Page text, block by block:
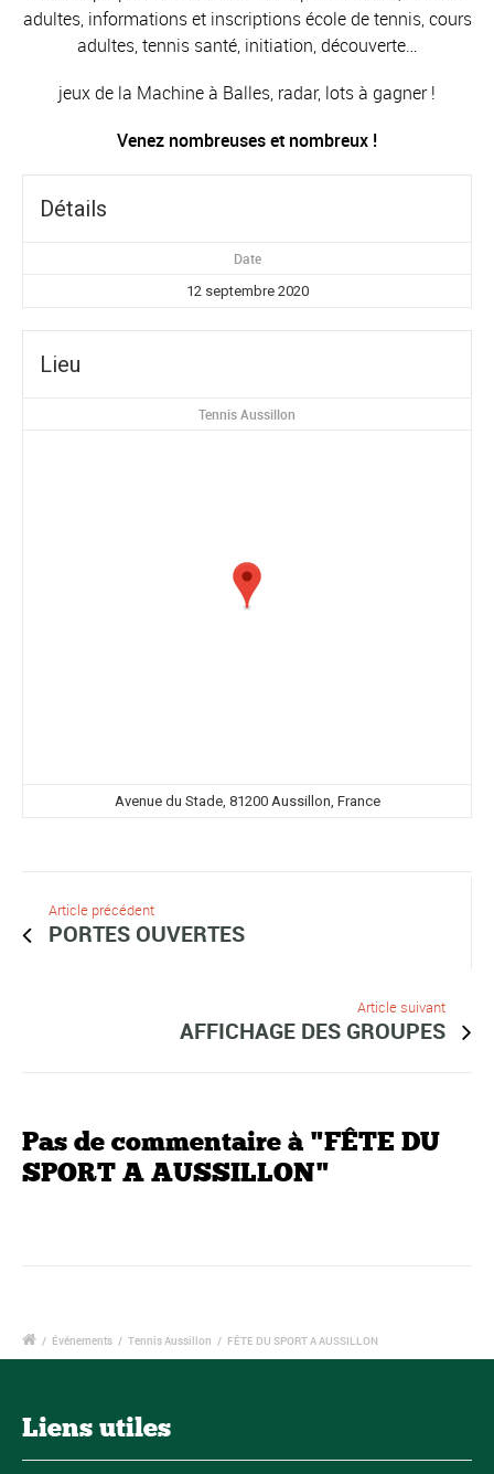
adultes, informations et inscriptions école de tennis, cours
adultes, tennis santé, initiation, découverte…
jeux de la Machine à Balles, radar, lots à gagner !
Venez nombreuses et nombreux !
Détails
Date
12 septembre 2020
Lieu
Tennis Aussillon
Avenue du Stade, 81200 Aussillon, France
Article précédent
PORTES OUVERTES
Article suivant
AFFICHAGE DES GROUPES
Pas de commentaire à "FÊTE DU
SPORT A AUSSILLON"
/ Événements / Tennis Aussillon / FÊTE DU SPORT A AUSSILLON
Liens utiles